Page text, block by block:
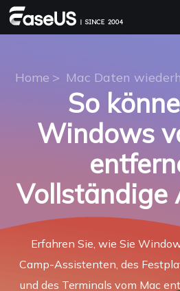
Home > Mac Daten
So
Windows
Vollständige
Erfahren Sie, wie Sie
Camp-Assistenten, des
und des Terminals vom Mac